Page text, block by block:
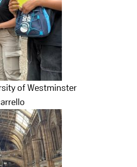
of Westminster